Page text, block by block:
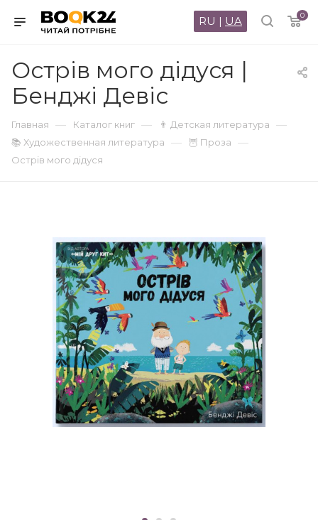
0
RU | UA
Острів мого дідуся |
Бенджі Девіс
Главная — Каталог книг — 👨 Детская литература —
📚 Художественная литература — 🦉 Проза —
Острів мого дідуся